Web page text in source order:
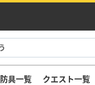
防具一覧 クエスト一覧